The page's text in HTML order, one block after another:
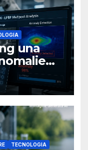
una
TECNOLOGIA